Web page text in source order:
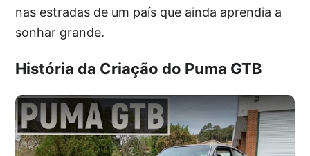
nas estradas de um país que ainda aprendia a
sonhar grande.
História da Criação do Puma GTB